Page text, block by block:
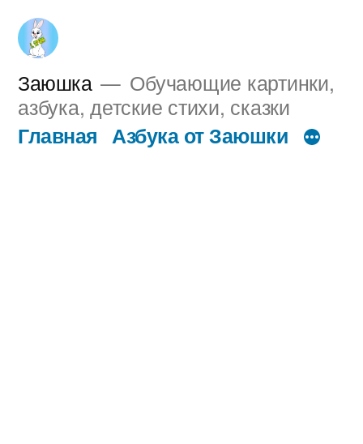
Перейти
содержимому
Заюшка
Обучающие картинки,
азбука, детские стихи, сказки
Главная Азбука от Заюшки